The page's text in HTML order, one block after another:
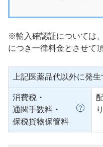
※輸入確認証については
につき一律料金とさせて
上記医薬品代以外に発生
消費税・
通関手数料・
保税貨物保管料